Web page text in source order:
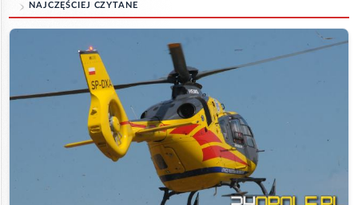
NAJCZĘŚCIEJ CZYTANE